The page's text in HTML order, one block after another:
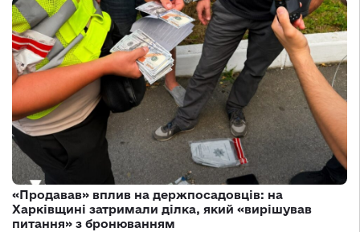
«Продавав» вплив на держпосадовців: на
Харківщині затримали ділка, який «вирішував
питання» з бронюванням